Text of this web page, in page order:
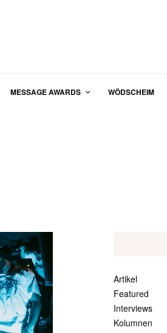
MESSAGE AWARDS WÖDSCHEIM
Artikel
Featured
Interviews
Kolumnen